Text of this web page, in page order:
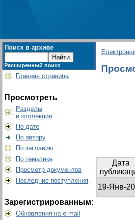
Поиск в архиве
Расширенный поиск
Главная страница
Просмотреть
Разделы
и коллекции
По дате
По автору
По заглавию
По тематике
Просмотр документов
Последние поступления
Зарегистрированным:
Обновления на e-mail
Дата
19-Янв-